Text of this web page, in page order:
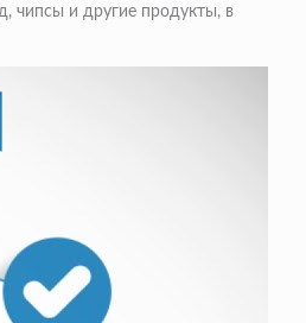
чипсы и другие продукты, в